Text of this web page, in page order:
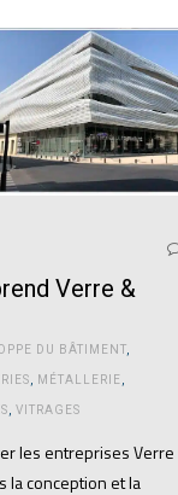
Verre &
DU BÂTIMENT
MÉTALLERIE
VITRAGES
les entreprises
la conception et la